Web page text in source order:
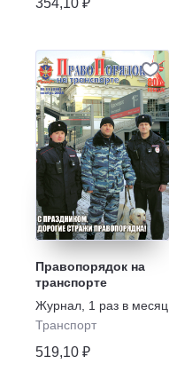
354,10 ₽
Правопорядок на
транспорте
Журнал 1 раз в месяц
Транспорт
519,10 ₽